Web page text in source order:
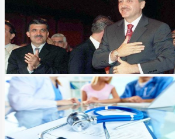
İki qurum birləşdirilir,
Samir Şərifov yola salınır - Şok təfərrüat
Səhiyyədə “şəkər
müəmması” - Pulsuz verilsə də...
MSK Zahir Əzəmətin
şikayətini təmin etmədi – Namizəd
Apelyasiya Məhkəməsinə şikayət edəcək